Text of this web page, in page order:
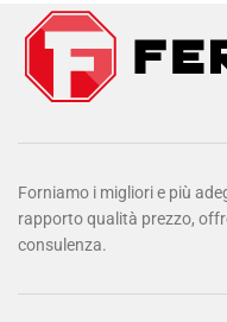
Forniamo i migliori e più
rapporto qualità prezzo,
consulenza.